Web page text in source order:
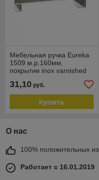
Мебельная ручка Eureka
1509 м.р.160мм,
покрытие inox varnished
31,10 руб.
Купить
О нас
100% положительных
Работает с 16.01.2019